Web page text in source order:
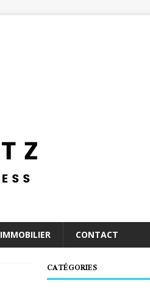
IMMOBILIER CONTACT
CATÉGORIES